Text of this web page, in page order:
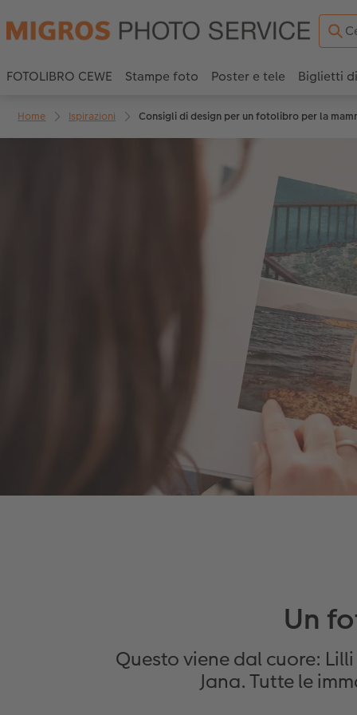
FOTOLIBRO CEWE Stampe foto Poster e tele Biglietti
Home Ispirazioni Consigli di design per un fotolibro per la
Un
Questo viene dal cuore:
Jana. Tutte le